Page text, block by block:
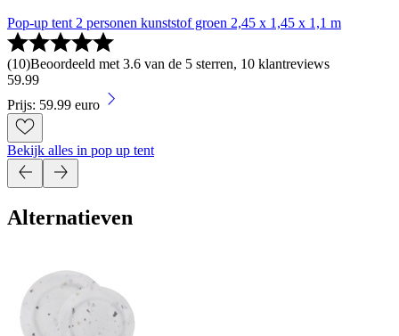
Pop-up tent 2 personen kunststof groen 2,45 x 1,45 x 1,1 m
(10)Beoordeeld met 3.6 van de 5 sterren, 10 klantreviews
59.99
Prijs: 59.99 euro
Bekijk alles in pop up tent
Alternatieven